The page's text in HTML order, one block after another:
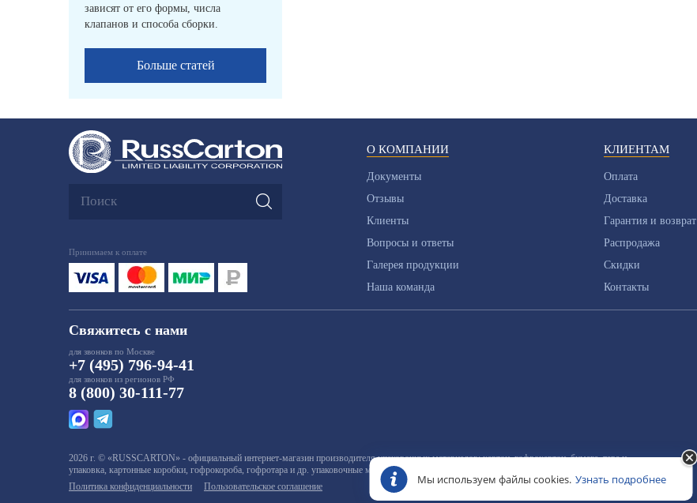
зависят от его формы, числа
клапанов и способа сборки.
Больше статей
Принимаем к оплате
О КОМПАНИИ
Документы
Отзывы
Клиенты
Вопросы и ответы
Галерея продукции
Наша команда
КЛИЕНТАМ
Оплата
Доставка
Гарантия и возврат
Распродажа
Скидки
Контакты
Свяжитесь с нами
для звонков по Москве
+7 (495) 796-94-41
для звонков из регионов РФ
8 (800) 30-111-77
2026 г. © «RUSSCARTON» - официальный интернет-магазин производителя упаковочных материалов: картон, гофрокартон, бумага, тара и
упаковка, картонные коробки, гофрокороба, гофротара и др. упаковочные материалы
Политика конфиденциальности
Пользовательское соглашение
Мы используем файлы cookies. Узнать подробнее